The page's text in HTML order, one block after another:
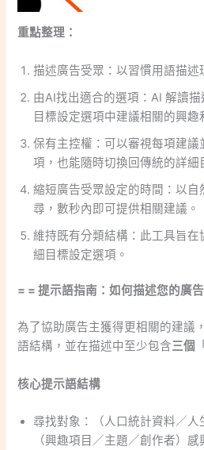
重點整理：
描述廣告受眾：以習慣用語描述
由AI找出適合的選項：AI 解讀
目標設定選項中建議相關的興趣
保有主控權：可以審視每項建議
項，也能隨時切換回傳統的詳細
縮短廣告受眾設定的時間：以自
尋，數秒內即可提供相關建議。
維持既有分類結構：此工具旨
細目標設定選項。
= = 提示語指南：如何描述您的廣
為了協助廣告主獲得更相關的建議
語結構，並在描述中至少包含三個
核心提示語結構
尋找對象：（人口統計資料／
（興趣項目／主題／創作者）